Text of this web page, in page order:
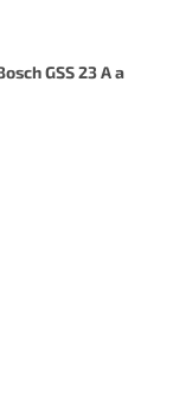
GSS 23 A a